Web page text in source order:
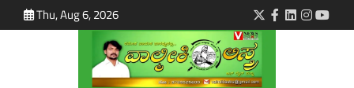
to
Thu, Aug 6, 2026 Twitter
Facebook
LinkedIn